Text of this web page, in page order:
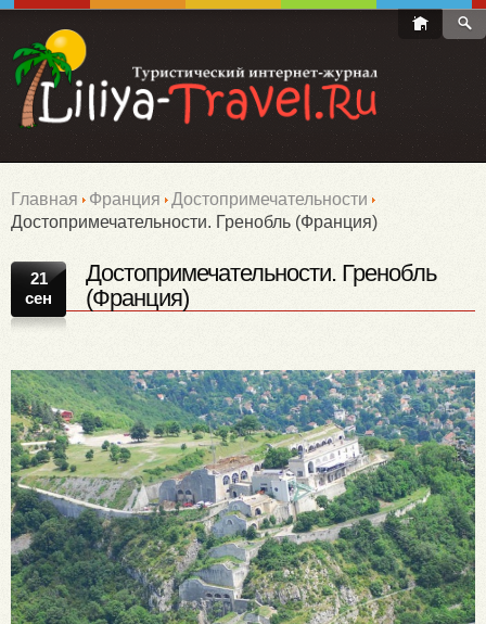
Главная Франция
Достопримечательности
Достопримечательности. Гренобль (Франция)
21
сен
Достопримечательности. Гренобль
(Франция)